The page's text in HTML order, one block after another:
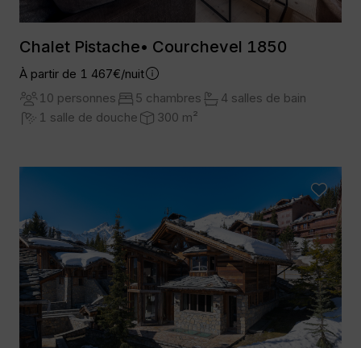
Chalet Pistache• Courchevel 1850
À partir de 1 467€/nuit
10 personnes
5 chambres
4 salles de bain
1 salle de douche
300 m²